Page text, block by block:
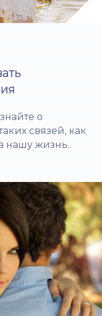
о
связей, как
нашу жизнь.